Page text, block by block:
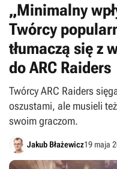
„Minimalny
Twórcy
tłumaczą się z
do ARC Raiders
Twórcy ARC Raiders
oszustami, ale musieli
swoim graczom.
Jakub Błażewicz19 maja